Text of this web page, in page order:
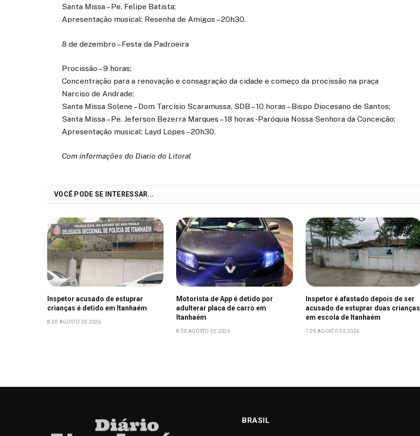
Santa Missa – Pe. Felipe Batista;
Apresentação musical: Resenha de Amigos – 20h30.
8 de dezembro – Festa da Padroeira
Procissão – 9 horas;
Concentração para a renovação e consagração da cidade e começo da procissão na praça
Narciso de Andrade;
Santa Missa Solene – Dom Tarcísio Scaramussa, SDB – 10 horas – Bispo Diocesano de Santos;
Santa Missa – Pe. Jeferson Bezerra Marques – 18 horas -Paróquia Nossa Senhora da Conceição;
Apresentação musical: Layd Lopes – 20h30.
Com informações do Diario do Litoral
VOCÊ PODE SE INTERESSAR...
Inspetor acusado de estuprar
crianças é detido em Itanhaém
8 DE AGOSTO DE 2026
Motorista de App é detido por
adulterar placa de carro em
Itanhaém
8 DE AGOSTO DE 2026
Inspetor é afastado depois de ser
acusado de estuprar duas crianças
em escola de Itanhaém
7 DE AGOSTO DE 2026
BRASIL